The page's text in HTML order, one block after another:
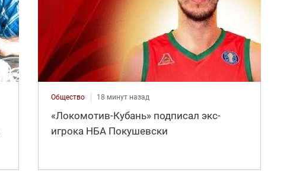
Общество 18 минут назад
«Локомотив-Кубань» подписал экс-
игрока НБА Покушевски